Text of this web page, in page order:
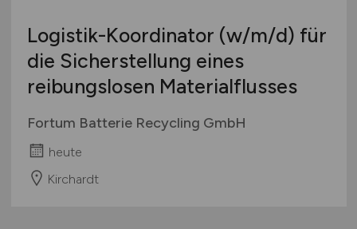
Logistik-Koordinator (w/m/d) für
die Sicherstellung eines
reibungslosen Materialflusses
Fortum Batterie Recycling GmbH
heute
Kirchardt